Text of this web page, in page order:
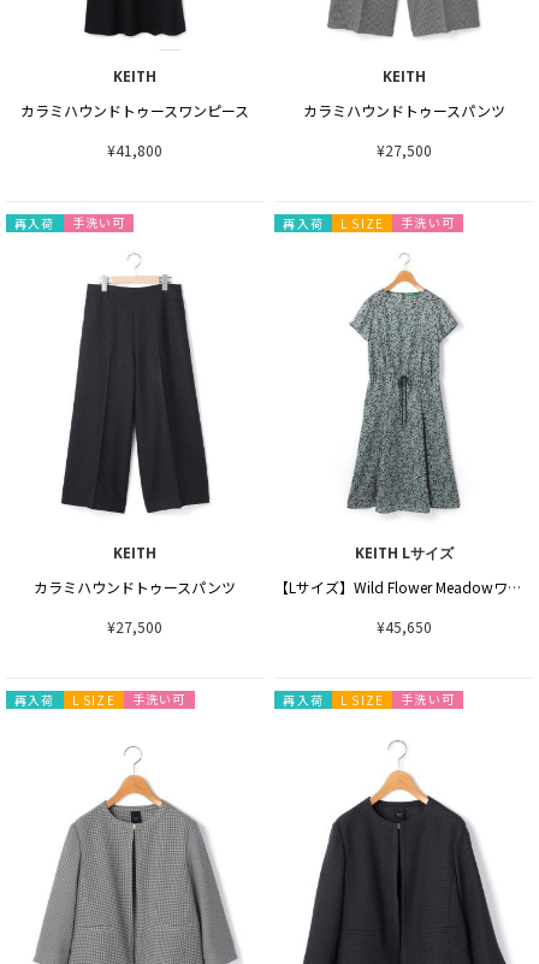
KEITH
カラミハウンドトゥースワンピース
¥41,800
KEITH
カラミハウンドトゥースパンツ
¥27,500
再入荷 手洗い可
KEITH
カラミハウンドトゥースパンツ
¥27,500
再入荷 L SIZE 手洗い可
KEITH Lサイズ
【Lサイズ】Wild Flower Meadowワンピース
¥45,650
再入荷 L SIZE 手洗い可 再入荷 L SIZE 手洗い可